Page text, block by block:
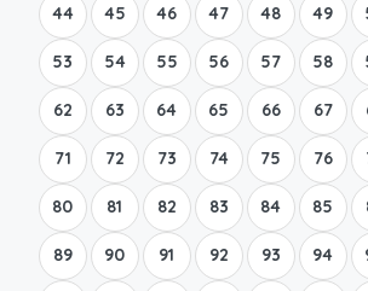
44 45 46 47 48 49
53 54 55 56 57 58
62 63 64 65 66 67
71 72 73 74 75 76
80 81 82 83 84 85
89 90 91 92 93 94